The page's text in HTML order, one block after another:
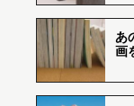
あ
画